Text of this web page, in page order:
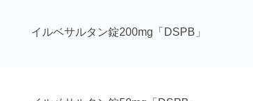
イルベサルタン錠200mg「DSPB」